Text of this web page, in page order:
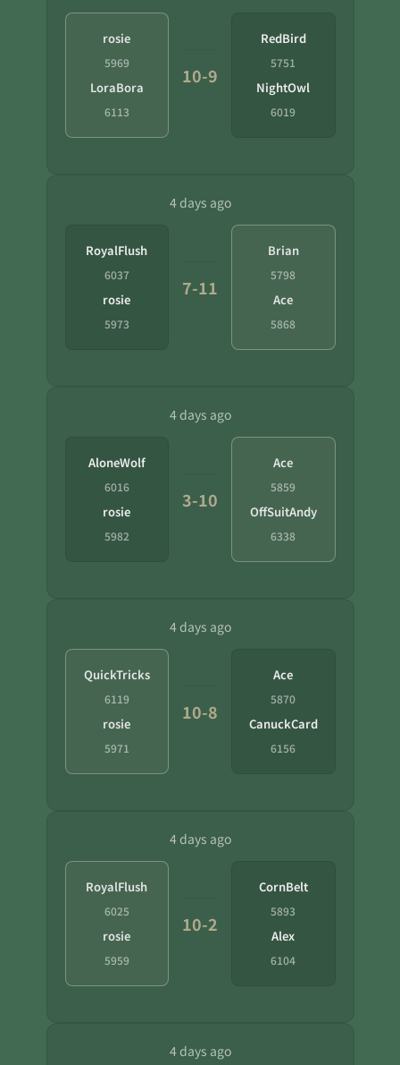
rosie
5969
LoraBora
6113
10-9
RedBird
5751
NightOwl
6019
4 days ago
RoyalFlush
6037
rosie
5973
7-11
Brian
5798
Ace
5868
4 days ago
AloneWolf
6016
rosie
5982
3-10
Ace
5859
OffSuitAndy
6338
4 days ago
QuickTricks
6119
rosie
5971
10-8
Ace
5870
CanuckCard
6156
4 days ago
RoyalFlush
6025
rosie
5959
10-2
CornBelt
5893
Alex
6104
4 days ago